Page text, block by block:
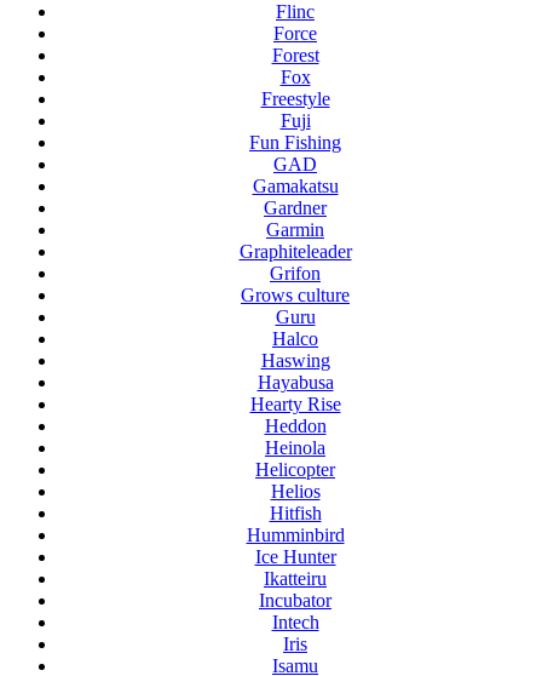
Flinc
Force
Forest
Fox
Freestyle
Fuji
Fun Fishing
GAD
Gamakatsu
Gardner
Garmin
Graphiteleader
Grifon
Grows culture
Guru
Halco
Haswing
Hayabusa
Hearty Rise
Heddon
Heinola
Helicopter
Helios
Hitfish
Humminbird
Ice Hunter
Ikatteiru
Incubator
Intech
Iris
Isamu